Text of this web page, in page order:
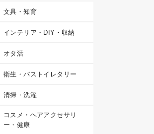
文具・知育
インテリア・DIY・収納
オタ活
衛生・バストイレタリー
清掃・洗濯
コスメ・ヘアアクセサリ
ー・健康